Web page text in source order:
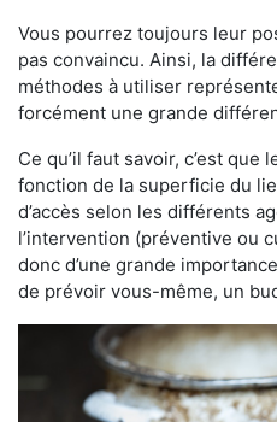
Vous pourrez toujours leur
pas convaincu. Ainsi, la
méthodes à utiliser
forcément une grande
Ce qu’il faut savoir, c’est
fonction de la superficie du
d’accès selon les différents
l’intervention (préventive ou
donc d’une grande
de prévoir vous-même, un